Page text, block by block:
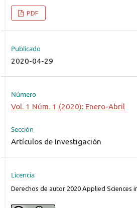
PDF
Publicado
2020-04-29
Número
Vol. 1 Núm. 1 (2020): Enero-Abril
Sección
Artículos de Investigación
Licencia
Derechos de autor 2020 Applied Sciences